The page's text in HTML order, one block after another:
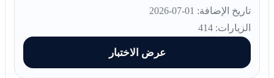
تاريخ الإضافة: 01-07-2026
الزيارات: 414
عرض الاختبار